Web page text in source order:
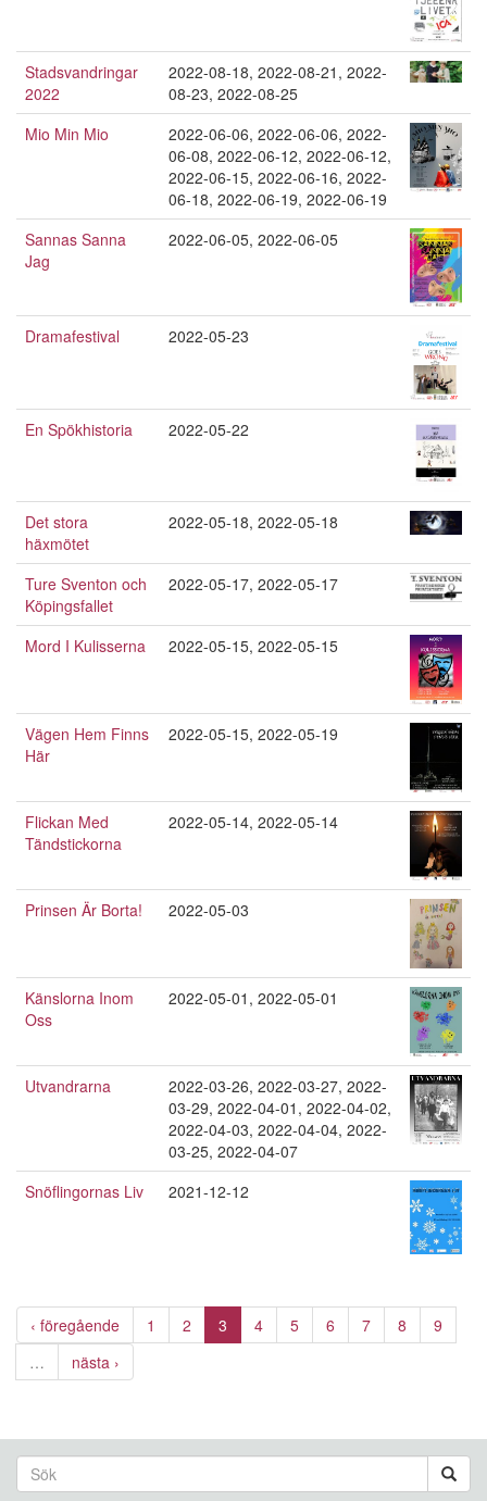
Stadsvandringar
2022
2022-08-18, 2022-08-21 , 2022-
08-23, 2022-08-25
Mio Min Mio
2022-06-06, 2022-06-06, 2022-
06-08, 2022-06-12, 2022-06-12,
2022-06-15, 2022-06-16, 2022-
06-18, 2022-06-19, 2022-06-19
Sannas Sanna
Jag
2022-06-05, 2022-06-05
Dramafestival 2022-05-23
En Spökhistoria 2022-05-22
Det stora
häxmötet
2022-05-18, 2022-05-18
Ture Sventon och
Köpingsfallet
2022-05-17, 2022-05-17
Mord I Kulisserna 2022-05-15, 2022-05-15
Vägen Hem Finns
Här
2022-05-15, 2022-05-19
Flickan Med
Tändstickorna
2022-05-14, 2022-05-14
Prinsen Är Borta! 2022-05-03
Känslorna Inom
Oss
2022-05-01 , 2022-05-01
Utvandrarna 2022-03-26, 2022-03-27, 2022-
03-29, 2022-04-01 , 2022-04-02,
2022-04-03, 2022-04-04, 2022-
03-25, 2022-04-07
Snöflingornas Liv
2021-12-12
‹ föregående 1 2 3 4 5 6 7 8
9
…
nästa ›
Sökformulär